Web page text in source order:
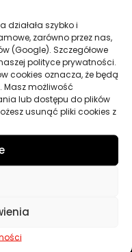
działała szybko i
zarówno przez nas,
(Google). Szczegółowe
polityce prywatności.
cookies oznacza, że będą
Masz możliwość
lub dostępu do plików
usunąć pliki cookies z
80W90 5L
zł Zamów